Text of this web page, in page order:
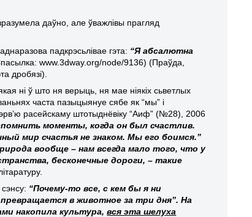
даўно, але ўважлівы прагляд
падкрэсьлівае гэта: “Я абсалютна
www.3dway.org/node/9136) (Праўда,
дробязі).
ні ў што ня верыць, ня мае ніякіх сьветлых
часта пазыцыянуе сябе як “мы” і
расейскаму штотыднёвіку “Аиф” (№28), 2006
моменты, когда он был счастлив.
мир счастья не знаком. Мы его боимся.”
вообще – нам всегда мало того, что у
бесконечные дороги, – такие
“Почему-то все, с кем бы я ни
превращается в животное за три дня”. На
накопила культура,вся эта шелуха